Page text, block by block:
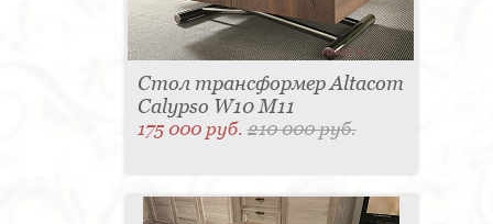
Стол трансформер Altacom
Calypso W10 M11
175 000 руб.210 000 руб.